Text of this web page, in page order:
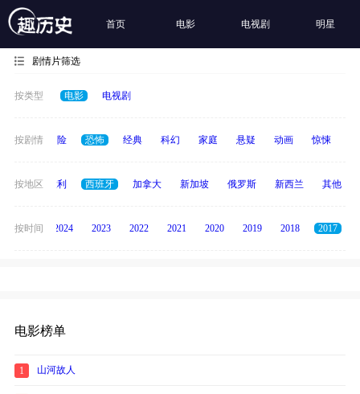
首页 电影 电视剧 明星
剧情片筛选
按类型 电影 电视剧
按剧情
爱情 冒险 恐怖 经典 科幻 家庭 悬疑 动画 惊悚
按地区
印度 意大利 西班牙 加拿大 新加坡 俄罗斯 新西兰 其他
按时间
2025 2024 2023 2022 2021 2020 2019 2018 2017
电影榜单
1 山河故人